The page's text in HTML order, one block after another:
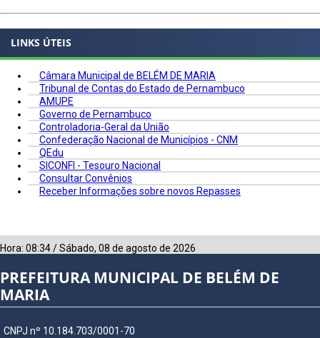
LINKS ÚTEIS
Câmara Municipal de BELÉM DE MARIA
Tribunal de Contas do Estado de Pernambuco
AMUPE
Governo de Pernambuco
Controladoria-Geral da União
Confederação Nacional de Municípios - CNM
QEdu
SICONFI - Tesouro Nacional
Consultar Convênios
Receber Informações sobre novos Repasses
Hora: 08:34/Sábado, 08 de agosto de 2026
PREFEITURA MUNICIPAL DE BELÉM DE
MARIA
CNPJ nº 10.184.703/0001-70